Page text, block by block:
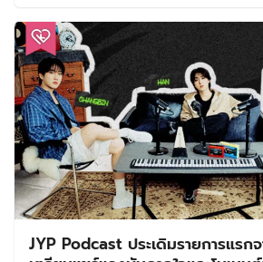
JYP Podcast ประเดิมรายการแรกจ